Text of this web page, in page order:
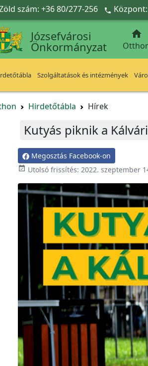
szám: +36 80/277-256 
Józsefvárosi
Önkormányzat

Szolgáltatások és intézmények
Hirdetőtábla Hírek
Kutyás piknik a
Megosztás Facebook-on
 Utolsó frissítés: 2022. szeptember